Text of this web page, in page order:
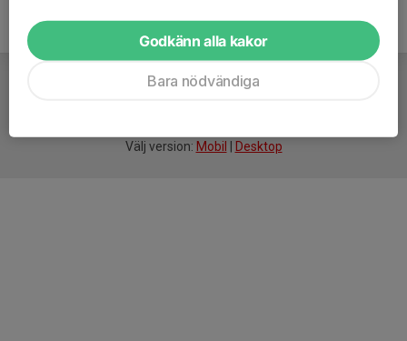
Välj version: Mobil Desktop
Godkänn alla kakor
Bara nödvändiga